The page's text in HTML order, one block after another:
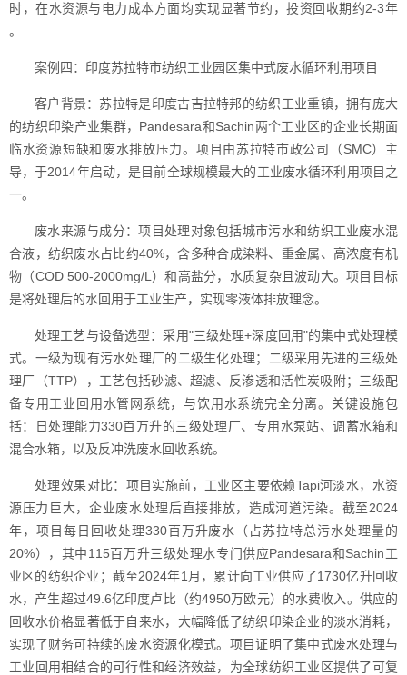
时，在水资源与电力成本方面均实现显著节约，投资回收期约2-3年
。
案例四：印度苏拉特市纺织工业园区集中式废水循环利用项目
客户背景：苏拉特是印度古吉拉特邦的纺织工业重镇，拥有庞大
的纺织印染产业集群，Pandesara和Sachin两个工业区的企业长期面
临水资源短缺和废水排放压力。项目由苏拉特市政公司（SMC）主
导，于2014年启动，是目前全球规模最大的工业废水循环利用项目之
一。
废水来源与成分：项目处理对象包括城市污水和纺织工业废水混
合液，纺织废水占比约40%，含多种合成染料、重金属、高浓度有机
物（COD 500-2000mg/L）和高盐分，水质复杂且波动大。项目目标
是将处理后的水回用于工业生产，实现零液体排放理念。
处理工艺与设备选型：采用"三级处理+深度回用"的集中式处理模
式。一级为现有污水处理厂的二级生化处理；二级采用先进的三级处
理厂（TTP），工艺包括砂滤、超滤、反渗透和活性炭吸附；三级配
备专用工业回用水管网系统，与饮用水系统完全分离。关键设施包
括：日处理能力330百万升的三级处理厂、专用水泵站、调蓄水箱和
混合水箱，以及反冲洗废水回收系统。
处理效果对比：项目实施前，工业区主要依赖Tapi河淡水，水资
源压力巨大，企业废水处理后直接排放，造成河道污染。截至2024
年，项目每日回收处理330百万升废水（占苏拉特总污水处理量的
20%），其中115百万升三级处理水专门供应Pandesara和Sachin工
业区的纺织企业；截至2024年1月，累计向工业供应了1730亿升回收
水，产生超过49.6亿印度卢比（约4950万欧元）的水费收入。供应的
回收水价格显著低于自来水，大幅降低了纺织印染企业的淡水消耗，
实现了财务可持续的废水资源化模式。项目证明了集中式废水处理与
工业回用相结合的可行性和经济效益，为全球纺织工业区提供了可复